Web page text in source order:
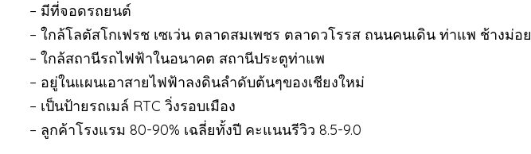
– มีที่จอดรถยนต์
– ใกล้โลตัสโกเฟรช เซเว่น ตลาดสมเพชร ตลาดวโรรส ถนนคนเดิน ท่าแพ ช้างม่อย
– ใกล้สถานีรถไฟฟ้าในอนาคต สถานีประตูท่าแพ
– อยู่ในแผนเอาสายไฟฟ้าลงดินลำดับต้นๆของเชียงใหม่
– เป็นป้ายรถเมล์ RTC วิ่งรอบเมือง
– ลูกค้าโรงแรม 80-90% เฉลี่ยทั้งปี คะแนนรีวิว 8.5-9.0